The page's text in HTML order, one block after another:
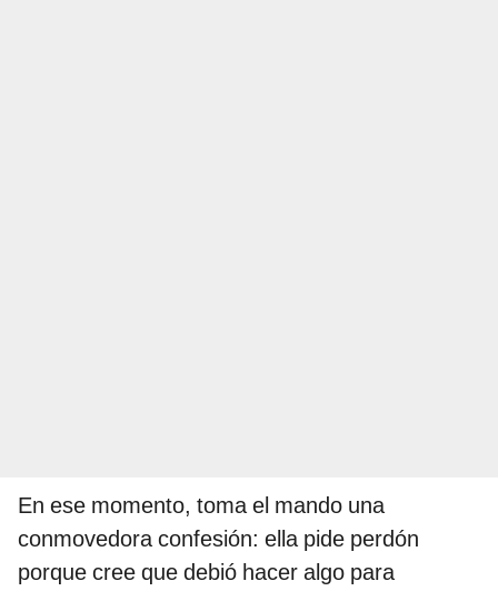
En ese momento, toma el mando una
conmovedora confesión: ella pide perdón
porque cree que debió hacer algo para